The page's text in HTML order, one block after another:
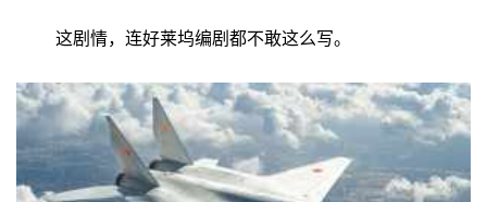
这剧情，连好莱坞编剧都不敢这么写。